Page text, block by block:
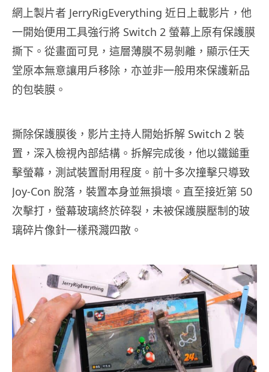
網上製片者 JerryRigEverything 近日上載影片，他
一開始便用工具強行將 Switch 2 螢幕上原有保護膜
撕下。從畫面可見，這層薄膜不易剝離，顯示任天
堂原本無意讓用戶移除，亦並非一般用來保護新品
的包裝膜。
撕除保護膜後，影片主持人開始拆解 Switch 2 裝
置，深入檢視內部結構。拆解完成後，他以鐵鎚重
擊螢幕，測試裝置耐用程度。前十多次撞擊只導致
Joy-Con 脫落，裝置本身並無損壞。直至接近第 50
次擊打，螢幕玻璃終於碎裂，未被保護膜壓制的玻
璃碎片像針一樣飛濺四散。